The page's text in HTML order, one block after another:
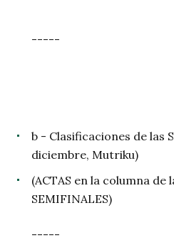
-----
b - Clasificaciones de las
diciembre, Mutriku)
(ACTAS en la columna de
SEMIFINALES)
-----